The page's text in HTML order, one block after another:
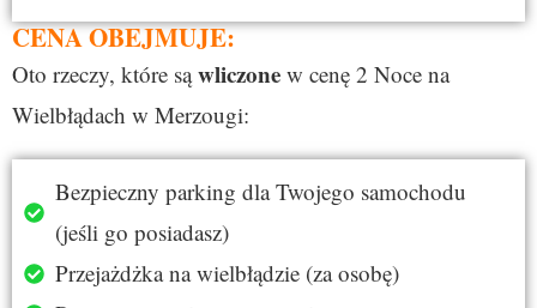
CENA OBEJMUJE:
Oto rzeczy, które sąwliczone w cenę 2 Noce na
Wielbłądach w Merzougi:
Bezpieczny parking dla Twojego samochodu
(jeśli go posiadasz)
Przejażdżka na wielbłądzie (za osobę)